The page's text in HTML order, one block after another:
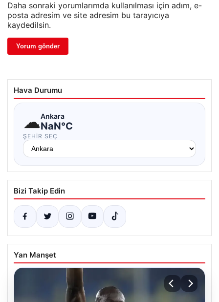
Daha sonraki yorumlarımda kullanılması için adım, e-
posta adresim ve site adresim bu tarayıcıya
kaydedilsin.
Hava Durumu
☁Ankara
NaN°C
ŞEHIR SEÇ
Bizi Takip Edin
Yan Manşet